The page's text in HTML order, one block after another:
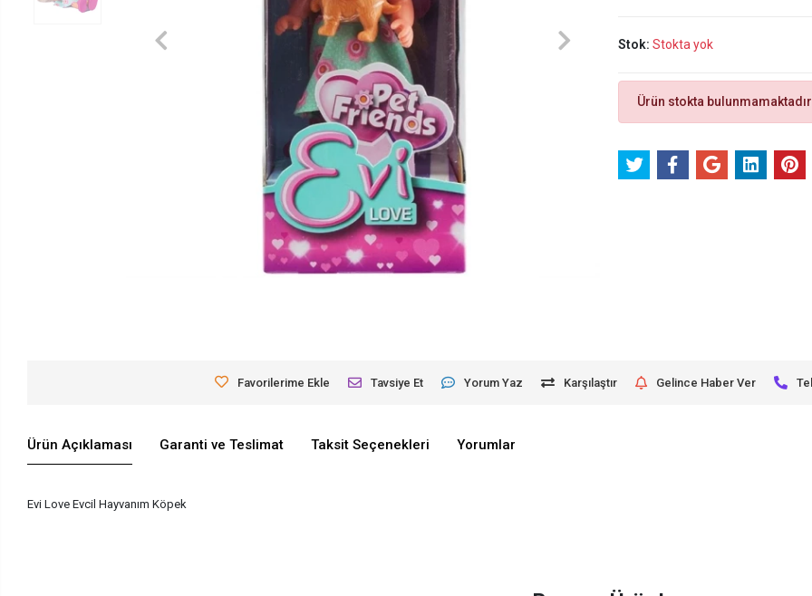
Stok: Stokta yok
Ürün stokta
Favorilerime Ekle Tavsiye Et Yorum Yaz Karşılaştır Gelince Haber Ver
Ürün Açıklaması Garanti ve Teslimat Taksit Seçenekleri Yorumlar
Evi Love Evcil Hayvanım Köpek